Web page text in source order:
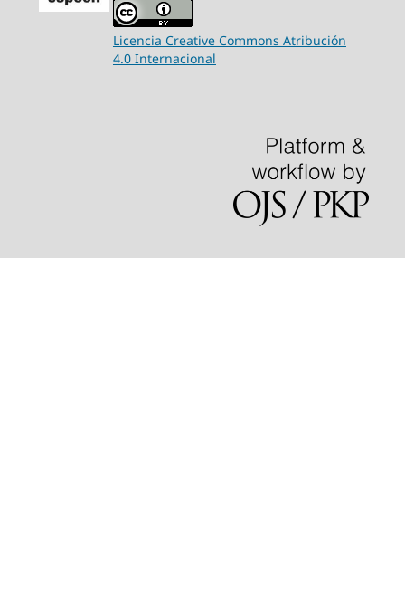
Licencia Creative Commons Atribución
4.0 Internacional